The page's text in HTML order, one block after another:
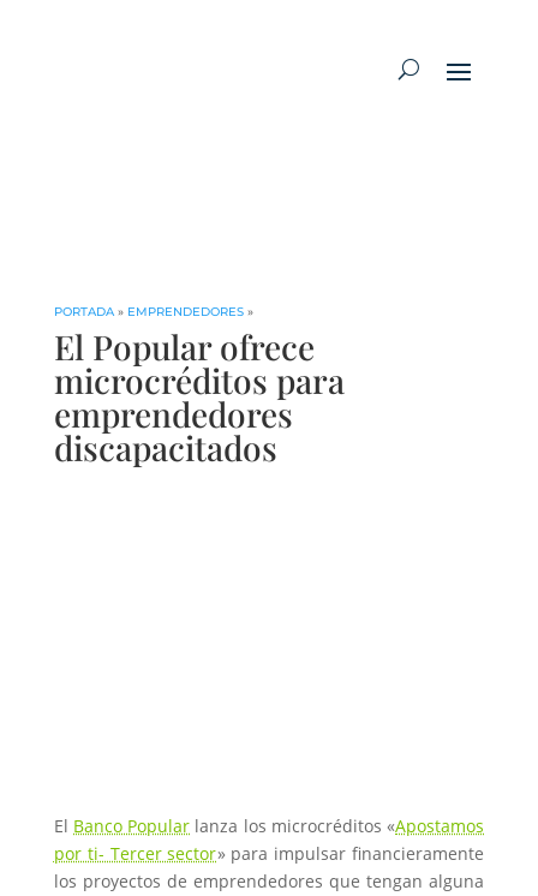
PORTADA» EMPRENDEDORES»
El Popular ofrece
microcréditos para
emprendedores
discapacitados
El Banco Popular lanza los microcréditos «Apostamos
por ti- Tercer sector» para impulsar financieramente
los proyectos de emprendedores que tengan alguna